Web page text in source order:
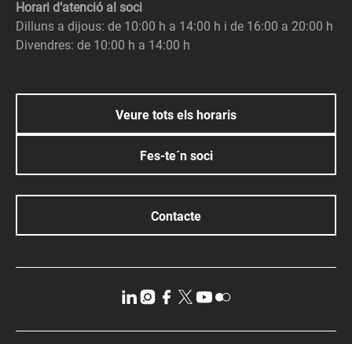
Horari d’atenció al soci
Dilluns a dijous: de 10:00 h a 14:00 h i de 16:00 a 20:00 h
Divendres: de 10:00 h a 14:00 h
Veure tots els horaris
Fes-te´n soci
Contacte